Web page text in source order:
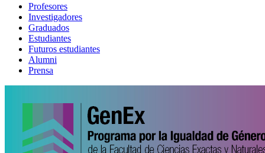
Profesores
Investigadores
Graduados
Estudiantes
Futuros estudiantes
Alumni
Prensa